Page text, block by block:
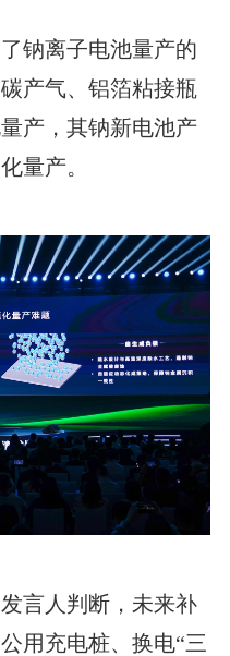
钠离子电池量产的
产气、铝箔粘接瓶
产，其钠新电池产
量产。
言人判断，未来补
用充电桩、换电“三